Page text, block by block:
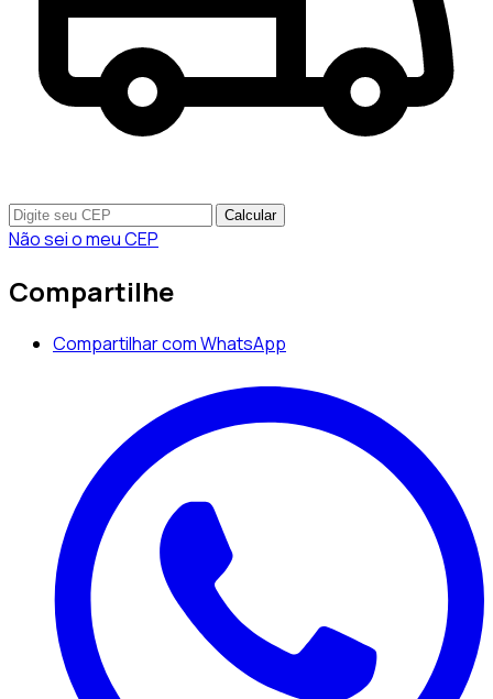
Calcular
Não sei o meu CEP
Compartilhe
Compartilhar com WhatsApp